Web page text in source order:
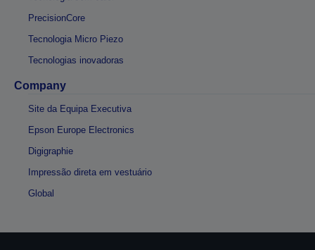
PrecisionCore
Tecnologia Micro Piezo
Tecnologias inovadoras
Company
Site da Equipa Executiva
Epson Europe Electronics
Digigraphie
Impressão direta em vestuário
Global